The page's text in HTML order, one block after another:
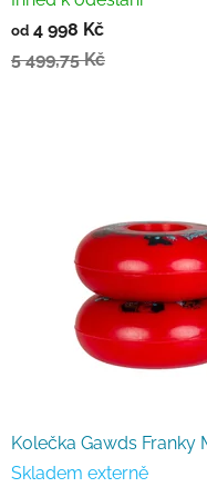
od 4 998 Kč
5 499,75 Kč
Kolečka Gawds
Skladem externě